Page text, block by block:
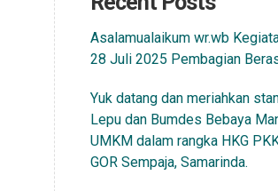
Asalamualaikum wr.wb
28 Juli 2025 Pembagian
Yuk datang dan meriahkan
Lepu dan Bumdes Bebaya
UMKM dalam rangka HKG
GOR Sempaja, Samarinda.